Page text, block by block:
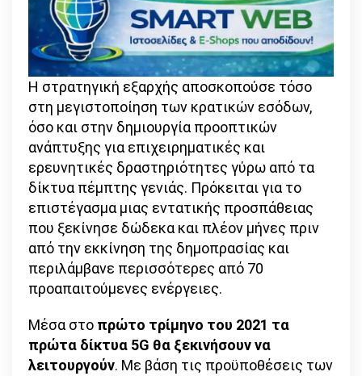
Η στρατηγική εξαρχής αποσκοπούσε τόσο
στη μεγιστοποίηση των κρατικών εσόδων,
όσο και στην δημιουργία προοπτικών
ανάπτυξης για επιχειρηματικές και
ερευνητικές δραστηριότητες γύρω από τα
δίκτυα πέμπτης γενιάς. Πρόκειται για το
επιστέγασμα μιας εντατικής προσπάθειας
που ξεκίνησε δώδεκα και πλέον μήνες πριν
από την εκκίνηση της δημοπρασίας και
περιλάμβανε περισσότερες από 70
προαπαιτούμενες ενέργειες.
Μέσα στο πρώτο τρίμηνο του 2021 τα
πρώτα δίκτυα 5G θα ξεκινήσουν να
λειτουργούν. Με βάση τις προϋποθέσεις των